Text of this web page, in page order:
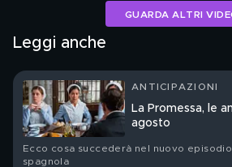
GUARDA ALTRI
Leggi anche
ANTICIPAZIONI
La Promessa, le
agosto
Ecco cosa succederà nel nuovo
spagnola